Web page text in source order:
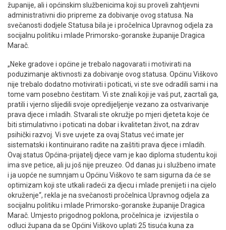
županije, ali i općinskim službenicima koji su proveli zahtjevni
administrativni dio pripreme za dobivanje ovog statusa. Na
svečanosti dodjele Statusa bila je i pročelnica Upravnog odjela za
socijalnu politiku i mlade Primorsko-goranske županije Dragica
Marač.
„Neke gradove i općine je trebalo nagovarati i motivirati na
poduzimanje aktivnosti za dobivanje ovog statusa. Općinu Viškovo
nije trebalo dodatno motivirati i poticati, vi ste sve odradili sami i na
tome vam posebno čestitam. Vi ste znali koji je vaš put, zacrtali ga,
pratili i vjerno slijedili svoje opredijeljenje vezano za ostvarivanje
prava djece i mladih. Stvarali ste okružje po mjeri djeteta koje će
biti stimulativno i poticati na dobar i kvalitetan život, na zdrav
psihički razvoj. Vi sve uvjete za ovaj Status već imate jer
sistematski i kontinuirano radite na zaštiti prava djece i mladih.
Ovaj status Općina-prijatelj djece vam je kao diploma studentu koji
ima sve petice, ali ju još nije preuzeo. Od danas ju i službeno imate
i ja uopće ne sumnjam u Općinu Viškovo te sam sigurna da će se
optimizam koji ste utkali radeći za djecu i mlade prenijeti i na cijelo
okruženje“, rekla je na svečanosti pročelnica Upravnog odjela za
socijalnu politiku i mlade Primorsko-goranske županije Dragica
Marač. Umjesto prigodnog poklona, pročelnica je izvijestila o
odluci župana da se Općini Viškovo uplati 25 tisuća kuna za